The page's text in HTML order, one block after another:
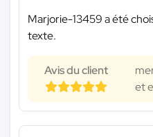
Marjorie-13459 a été
texte.
Avis du client
et